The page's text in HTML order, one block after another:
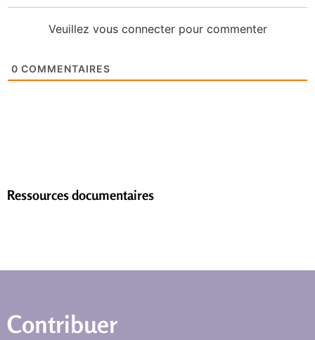
Veuillez vous connecter pour commenter
0 COMMENTAIRES
Ressources documentaires
Contribuer